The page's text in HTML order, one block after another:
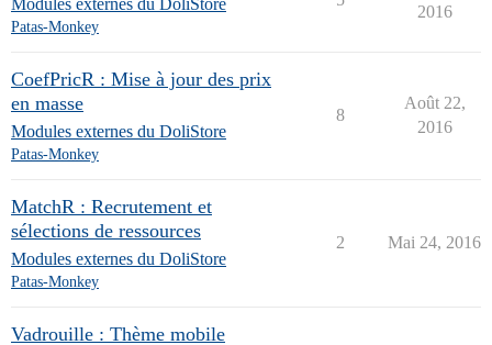
Modules externes du DoliStore
Patas-Monkey
2016
CoefPricR : Mise à jour des prix
en masse
Modules externes du DoliStore
Patas-Monkey
8
Août 22,
2016
MatchR : Recrutement et
sélections de ressources
Modules externes du DoliStore
Patas-Monkey
2 Mai 24, 2016
Vadrouille : Thème mobile